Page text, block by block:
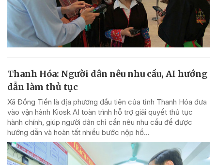
Thanh Hóa: Người dân nêu nhu cầu, AI hướng
dẫn làm thủ tục
Xã Đồng Tiến là địa phương đầu tiên của tỉnh Thanh Hóa đưa
vào vận hành Kiosk AI toàn trình hỗ trợ giải quyết thủ tục
hành chính, giúp người dân chỉ cần nêu nhu cầu để được
hướng dẫn và hoàn tất nhiều bước nộp hồ...